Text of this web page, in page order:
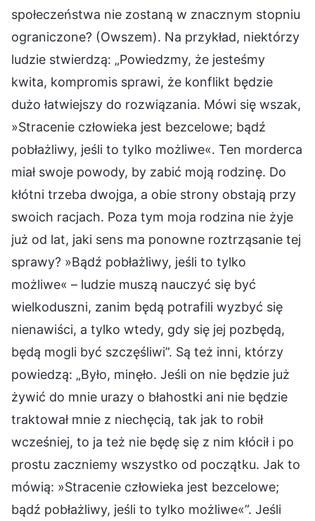
społeczeństwa nie zostaną w znacznym stopniu
ograniczone? (Owszem). Na przykład, niektórzy
ludzie stwierdzą: „Powiedzmy, że jesteśmy
kwita, kompromis sprawi, że konflikt będzie
dużo łatwiejszy do rozwiązania. Mówi się wszak,
»Stracenie człowieka jest bezcelowe; bądź
pobłażliwy, jeśli to tylko możliwe«. Ten morderca
miał swoje powody, by zabić moją rodzinę. Do
kłótni trzeba dwojga, a obie strony obstają przy
swoich racjach. Poza tym moja rodzina nie żyje
już od lat, jaki sens ma ponowne roztrząsanie tej
sprawy? »Bądź pobłażliwy, jeśli to tylko
możliwe« – ludzie muszą nauczyć się być
wielkoduszni, zanim będą potrafili wyzbyć się
nienawiści, a tylko wtedy, gdy się jej pozbędą,
będą mogli być szczęśliwi”. Są też inni, którzy
powiedzą: „Było, minęło. Jeśli on nie będzie już
żywić do mnie urazy o błahostki ani nie będzie
traktował mnie z niechęcią, tak jak to robił
wcześniej, to ja też nie będę się z nim kłócił i po
prostu zaczniemy wszystko od początku. Jak to
mówią: »Stracenie człowieka jest bezcelowe;
bądź pobłażliwy, jeśli to tylko możliwe«”. Jeśli